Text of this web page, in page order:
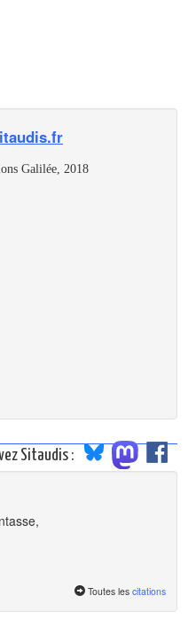
Galilée, 2018
Sitaudis :
Toutes les citations